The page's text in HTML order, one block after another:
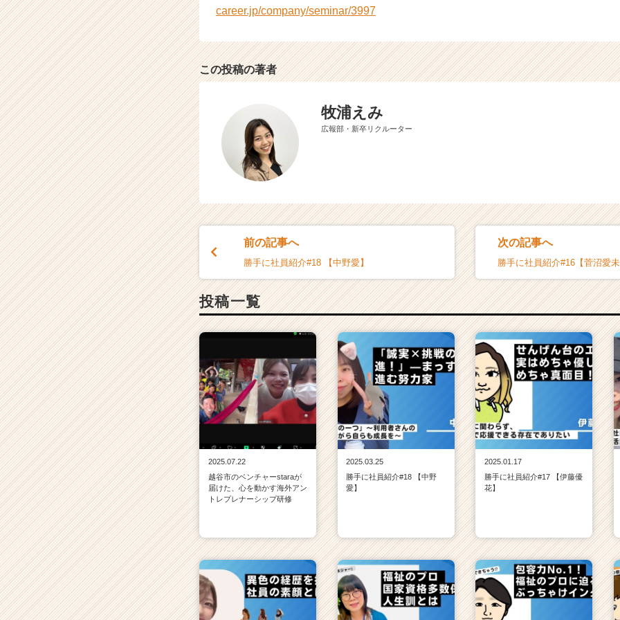
career.jp/company/seminar/3997
この投稿の著者
牧浦えみ
広報部・新卒リクルーター
前の記事へ
勝手に社員紹介#18 【中野愛】
次の記事へ
勝手に社員紹介#16【菅沼愛
投稿一覧
2025.07.22
越谷市のベンチャーstaraが
届けた、心を動かす海外アン
トレプレナーシップ研修
2025.03.25
勝手に社員紹介#18 【中野
愛】
2025.01.17
勝手に社員紹介#17 【伊藤優
花】